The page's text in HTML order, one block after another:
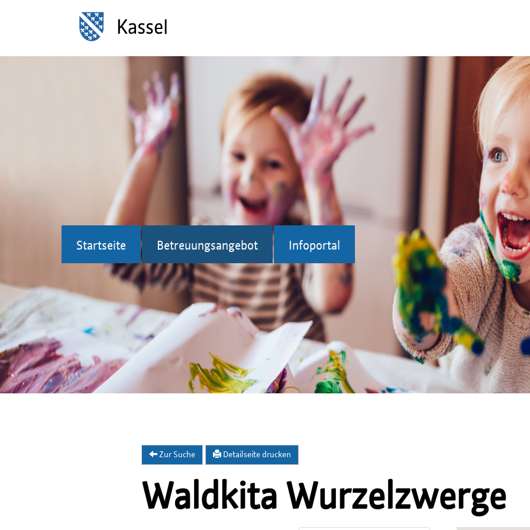
Startseite Betreuungsangebot Infoportal
Zur Suche Detailseite drucken
Waldkita Wurzelzwerge